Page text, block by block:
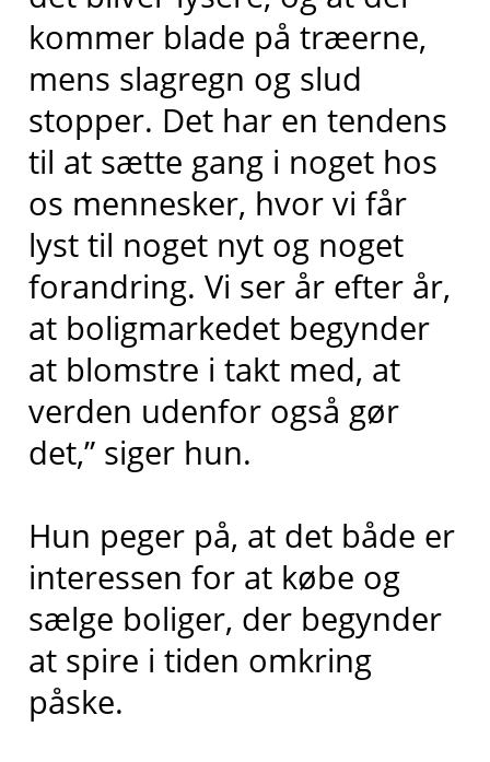
kommer blade på træerne,
mens slagregn og slud
stopper. Det har en tendens
til at sætte gang i noget hos
os mennesker, hvor vi får
lyst til noget nyt og noget
forandring. Vi ser år efter år,
at boligmarkedet begynder
at blomstre i takt med, at
verden udenfor også gør
det,” siger hun.
Hun peger på, at det både er
interessen for at købe og
sælge boliger, der begynder
at spire i tiden omkring
påske.